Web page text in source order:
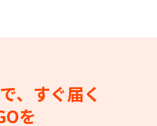
、すぐ届く
を